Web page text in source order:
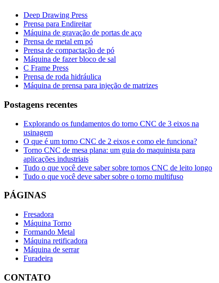
Deep Drawing Press
Prensa para Endireitar
Máquina de gravação de portas de aço
Prensa de metal em pó
Prensa de compactação de pó
Máquina de fazer bloco de sal
C Frame Press
Prensa de roda hidráulica
Máquina de prensa para injeção de matrizes
Postagens recentes
Explorando os fundamentos do torno CNC de 3 eixos na
usinagem
O que é um torno CNC de 2 eixos e como ele funciona?
Torno CNC de mesa plana: um guia do maquinista para
aplicações industriais
Tudo o que você deve saber sobre tornos CNC de leito longo
Tudo o que você deve saber sobre o torno multifuso
PÁGINAS
Fresadora
Máquina Torno
Formando Metal
Máquina retificadora
Máquina de serrar
Furadeira
CONTATO